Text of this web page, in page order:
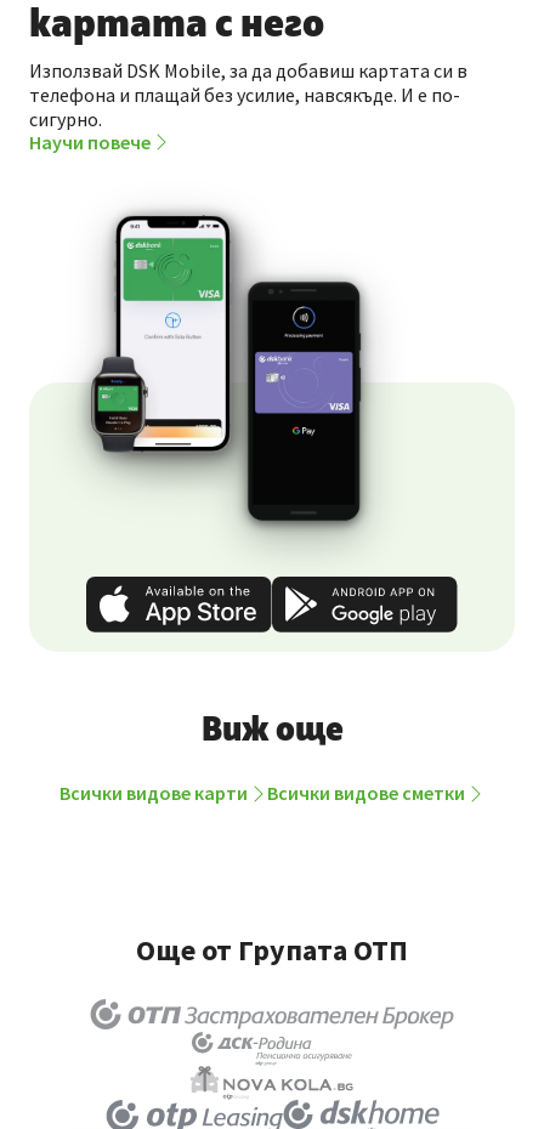
картата с него
Използвай DSK Mobile, за да добавиш картата си в
телефона и плащай без усилие, навсякъде. И е по-
сигурно.
Научи повече
Виж още
Всички видове карти Всички видове сметки
Още от Групата ОТП